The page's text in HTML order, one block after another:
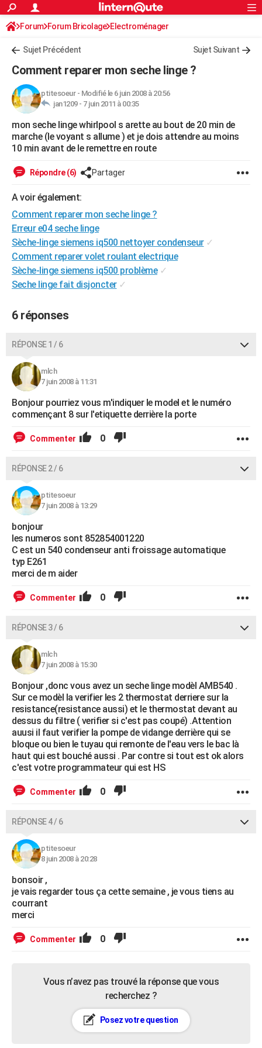
ACTUALITÉS
Politique
Société
Faits Divers
Education
Monde
Villes
+
FINANCE
Retraite
Impôts
Epargne
Immobilier
Risques naturels par ville
Banque
Assurance
Crédit
AUTO
Essais
Réserver un essai
Citadines
Berlines
SUV
Forum auto
+HIGH-TECH
Mobiles
Meilleur smartphone
Internet
Ordinateurs
Jeux vidéo
Guide high-tech
Forum
Aménagement intérieur
Extérieur
Cuisine
Salle de bains
Jardinage
Rangement
WEEK-END
Guides de France
Escapades
Patrimoine
Expositions
Musées
Week-end nature
+LIFESTYLE
Art de vivre
Bien-être
Loisirs
Mode
Modes de vie
SANTE
Alimentation
Guide de la santé
Maladies
Médicaments
Sommeil
VOYAGE
Destinations
City break
Voyage nature
Voyage de noces
Forum
Climat
+PHOTO
BONS PLANS
CARTE DE VOEUX
Carte de Noël
Carte Bonne année
Carte Saint-Valentin
Carte Pâques
Carte d'anniversaire
DICTIONNAIRE
Dictionnaire
Biographies
Citations
Expressions
Proverbes
COPAINS D'AVANT
S'inscrire
Se connecter
Lycées
Collèges
Primaires
Universités
Entreprises
Service militaire
Avis de recherche
AVIS DE DÉCÈS
FORUM
Bricolage
Lifestyle
Culture
Sport
Auto
Television
Voyage
Cinema
S'inscrire
Connexion
Forum Forum Bricolage Electroménager
Sujet Précédent Sujet Suivant
Comment reparer mon seche linge ?
ptitesoeur- Modifié le 6 juin 2008 à 20:56
jan1209 - 7 juin 2011 à 00:35
mon seche linge whirlpool s arette au bout de 20 min de
marche (le voyant s allume ) et je dois attendre au moins
10 min avant de le remettre en route
Répondre (6) Partager
A voir également:
Comment reparer mon seche linge ?
Erreur e04 seche linge
Sèche-linge siemens iq500 nettoyer condenseur ✓
Comment reparer volet roulant electrique
Sèche-linge siemens iq500 problème ✓
Seche linge fait disjoncter ✓
6 réponses
RÉPONSE 1 / 6
mlch
7 juin 2008 à 11:31
Bonjour pourriez vous m'indiquer le model et le numéro
commençant 8 sur l'etiquette derrière la porte
Commenter 0
RÉPONSE 2 / 6
ptitesoeur
7 juin 2008 à 13:29
bonjour
les numeros sont 852854001220
C est un 540 condenseur anti froissage automatique
typ E261
merci de m aider
Commenter 0
RÉPONSE 3 / 6
mlch
7 juin 2008 à 15:30
Bonjour ,donc vous avez un seche linge modèl AMB540 .
Sur ce modèl la verifier les 2 thermostat derriere sur la
resistance(resistance aussi) et le thermostat devant au
dessus du filtre ( verifier si c'est pas coupé) .Attention
auusi il faut verifier la pompe de vidange derrière qui se
bloque ou bien le tuyau qui remonte de l'eau vers le bac là
haut qui est bouché aussi . Par contre si tout est ok alors
c'est votre programmateur qui est HS
Commenter 0
RÉPONSE 4 / 6
ptitesoeur
8 juin 2008 à 20:28
bonsoir ,
je vais regarder tous ça cette semaine , je vous tiens au
courrant
merci
Commenter 0
Vous n’avez pas trouvé la réponse que vous
recherchez ?
Posez votre question